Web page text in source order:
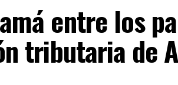
entre los
tributaria de